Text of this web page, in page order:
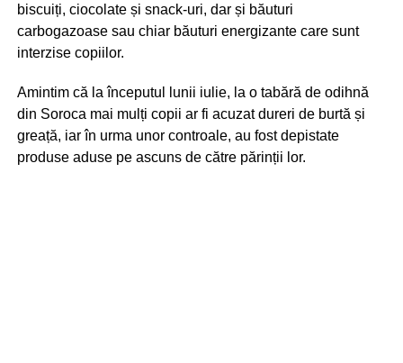
biscuiți, ciocolate și snack-uri, dar și băuturi
carbogazoase sau chiar băuturi energizante care sunt
interzise copiilor.
Amintim că la începutul lunii iulie, la o tabără de odihnă
din Soroca mai mulți copii ar fi acuzat dureri de burtă și
greață, iar în urma unor controale, au fost depistate
produse aduse pe ascuns de către părinții lor.